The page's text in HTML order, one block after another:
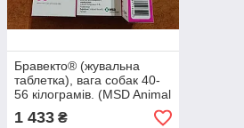
Бравекто® (жувальна
таблетка), вага собак 40-
56 кілограмів. (MSD Animal
Health)
1 433 ₴